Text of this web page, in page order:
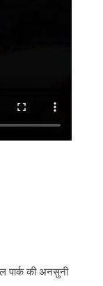
पार्क की अनसुनी